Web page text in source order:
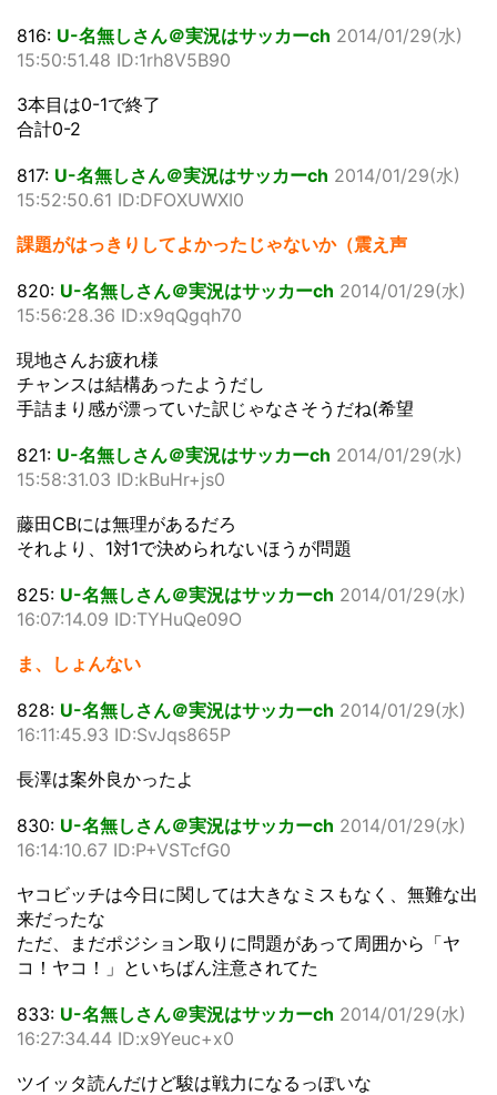
816: U-名無しさん＠実況はサッカーch 2014/01/29(水)
15:50:51.48 ID:1rh8V5B90
3本目は0-1で終了
合計0-2
817: U-名無しさん＠実況はサッカーch 2014/01/29(水)
15:52:50.61 ID:DFOXUWXI0
課題がはっきりしてよかったじゃないか（震え声
820: U-名無しさん＠実況はサッカーch 2014/01/29(水)
15:56:28.36 ID:x9qQgqh70
現地さんお疲れ様
チャンスは結構あったようだし
手詰まり感が漂っていた訳じゃなさそうだね(希望
821: U-名無しさん＠実況はサッカーch 2014/01/29(水)
15:58:31.03 ID:kBuHr+js0
藤田CBには無理があるだろ
それより、1対1で決められないほうが問題
825: U-名無しさん＠実況はサッカーch 2014/01/29(水)
16:07:14.09 ID:TYHuQe09O
ま、しょんない
828: U-名無しさん＠実況はサッカーch 2014/01/29(水)
16:11:45.93 ID:SvJqs865P
長澤は案外良かったよ
830: U-名無しさん＠実況はサッカーch 2014/01/29(水)
16:14:10.67 ID:P+VSTcfG0
ヤコビッチは今日に関しては大きなミスもなく、無難な出
来だったな
ただ、まだポジション取りに問題があって周囲から「ヤ
コ！ヤコ！」といちばん注意されてた
833: U-名無しさん＠実況はサッカーch 2014/01/29(水)
16:27:34.44 ID:x9Yeuc+x0
ツイッタ読んだけど駿は戦力になるっぽいな